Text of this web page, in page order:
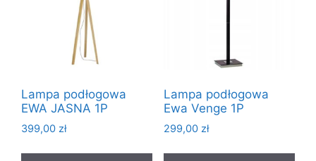
Lampa podłogowa
EWA JASNA 1P
399,00 zł
Lampa podłogowa
Ewa Venge 1P
299,00 zł